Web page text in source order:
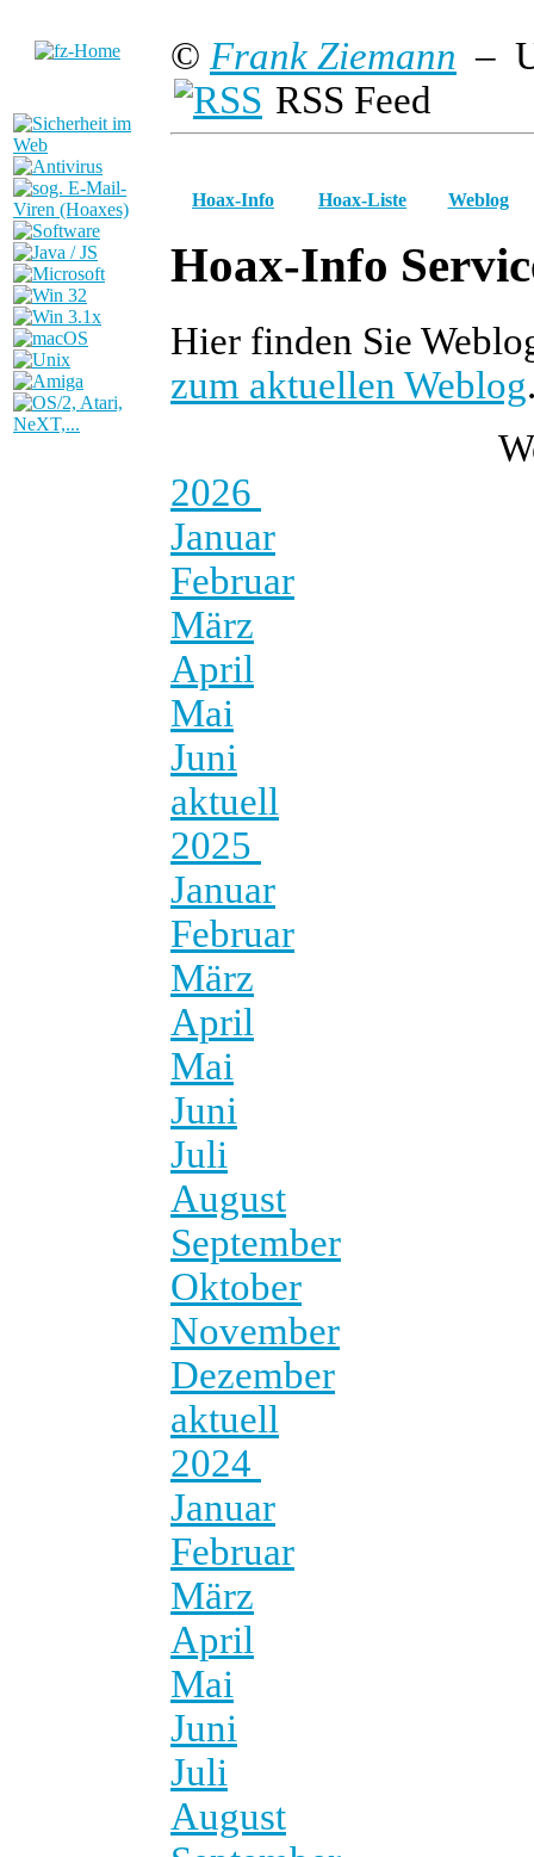
© Frank Ziemann –
RSS Feed
Hoax-Info Hoax-Liste Weblog
Hoax-Info
Hier finden Sie
zum aktuellen Weblog
2026
Januar
Februar
März
April
Mai
Juni
aktuell
2025
Januar
Februar
März
April
Mai
Juni
Juli
August
September
Oktober
November
Dezember
aktuell
2024
Januar
Februar
März
April
Mai
Juni
Juli
August